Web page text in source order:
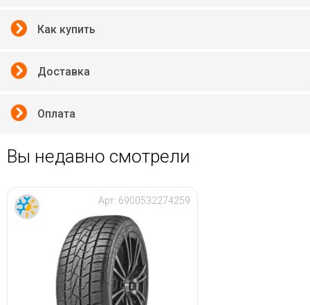
Как купить
Доставка
Оплата
Вы недавно смотрели
Арт: 6900532274259